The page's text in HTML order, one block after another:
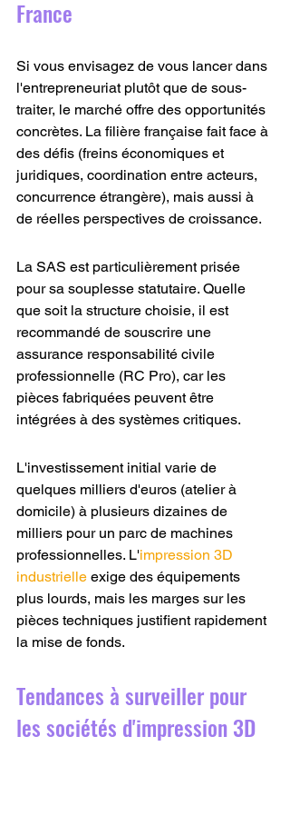
France
Si vous envisagez de vous lancer dans
l'entrepreneuriat plutôt que de sous-
traiter, le marché offre des opportunités
concrètes. La filière française fait face à
des défis (freins économiques et
juridiques, coordination entre acteurs,
concurrence étrangère), mais aussi à
de réelles perspectives de croissance.
La SAS est particulièrement prisée
pour sa souplesse statutaire. Quelle
que soit la structure choisie, il est
recommandé de souscrire une
assurance responsabilité civile
professionnelle (RC Pro), car les
pièces fabriquées peuvent être
intégrées à des systèmes critiques.
L'investissement initial varie de
quelques milliers d'euros (atelier à
domicile) à plusieurs dizaines de
milliers pour un parc de machines
professionnelles. L'impression 3D
industrielle exige des équipements
plus lourds, mais les marges sur les
pièces techniques justifient rapidement
la mise de fonds.
Tendances à surveiller pour
les sociétés d'impression 3D